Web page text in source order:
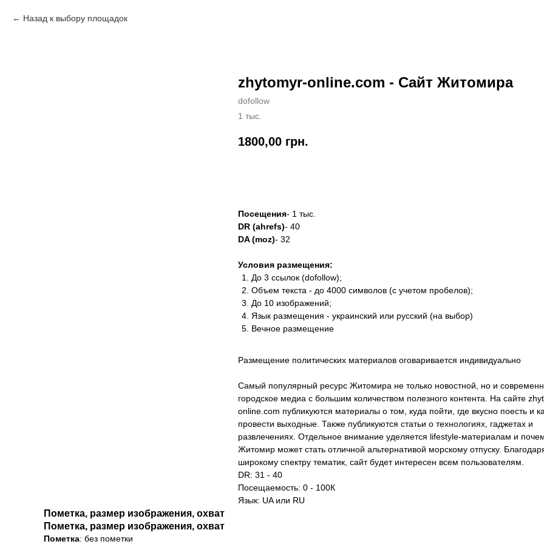
Назад к выбору площадок
zhytomyr-online.com - Сайт Житомира
dofollow
1 тыс.
1800,00 грн.
Посещения- 1 тыс.
DR (ahrefs)- 40
DA (moz)- 32
Условия размещения:
До 3 ссылок (dofollow);
Объем текста - до 4000 символов (с учетом пробелов);
До 10 изображений;
Язык размещения - украинский или русский (на выбор)
Вечное размещение
Размещение политических материалов оговаривается индивидуально
Самый популярный ресурс Житомира не только новостной, но и
городское медиа с большим количеством полезного контента. На сайте
online.com публикуются материалы о том, куда пойти, где вкусно поесть и
провести выходные. Также публикуются статьи о технологиях, гаджетах и
развлечениях. Отдельное внимание уделяется lifestyle-материалам и
Житомир может стать отличной альтернативой морскому отпуску.
широкому спектру тематик, сайт будет интересен всем пользователям.
DR: 31 - 40
Посещаемость: 0 - 100К
Язык: UA или RU
Пометка, размер изображения, охват
Пометка, размер изображения, охват
Пометка: без пометки